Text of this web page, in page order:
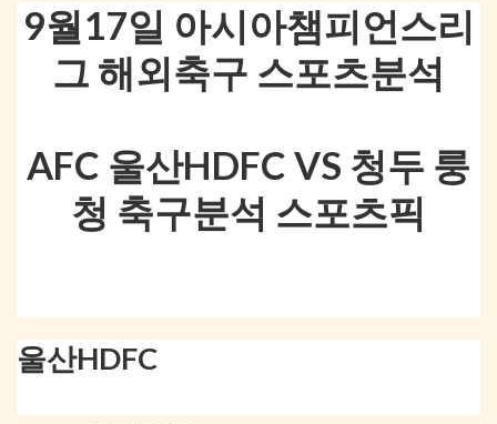
9월17일 아시아챔피언스리
그 해외축구 스포츠분석
AFC 울산HDFC VS 청두 룽
청 축구분석 스포츠픽
울산HDFC